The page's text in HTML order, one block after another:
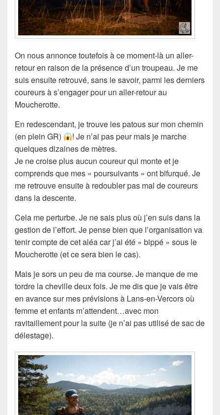
On nous annonce toutefois à ce moment-là un aller-
retour en raison de la présence d’un troupeau. Je me
suis ensuite retrouvé, sans le savoir, parmi les derniers
coureurs à s’engager pour un aller-retour au
Moucherotte.
En redescendant, je trouve les patous sur mon chemin
(en plein GR)
! Je n’ai pas peur mais je marche
quelques dizaines de mètres.
Je ne croise plus aucun coureur qui monte et je
comprends que mes « poursuivants » ont bifurqué. Je
me retrouve ensuite à redoubler pas mal de coureurs
dans la descente.
Cela me perturbe. Je ne sais plus où j’en suis dans la
gestion de l’effort. Je pense bien que l’organisation va
tenir compte de cet aléa car j’ai été « bippé » sous le
Moucherotte (et ce sera bien le cas).
Mais je sors un peu de ma course. Je manque de me
tordre la cheville deux fois. Je me dis que je vais être
en avance sur mes prévisions à Lans-en-Vercors où
femme et enfants m’attendent…avec mon
ravitaillement pour la suite (je n’ai pas utilisé de sac de
délestage).